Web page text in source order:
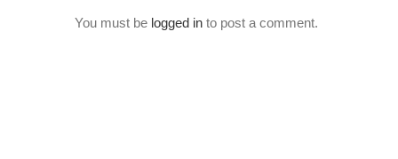
You must be logged in to post a comment.